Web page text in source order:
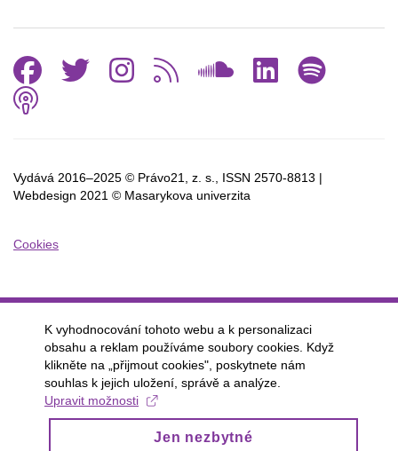
Vydává 2016–2025 © Právo21, z. s., ISSN 2570-8813 |
Webdesign 2021 © Masarykova univerzita
Cookies
Facebook
Twitter
Instagram
RSS
Podcast
K vyhodnocování tohoto webu a k personalizaci
obsahu a reklam používáme soubory cookies. Když
klikněte na „přijmout cookies", poskytnete nám
souhlas k jejich uložení, správě a analýze.
Upravit možnosti
Jen nezbytné